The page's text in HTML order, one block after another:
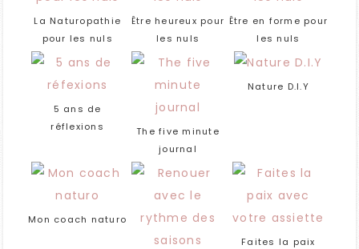
La Naturopathie
pour les nuls
Être heureux pour
les nuls
Être en forme pour
les nuls
5 ans de
réflexions
The five minute
journal
Nature D.I.Y
Mon coach naturo
Faites la paix